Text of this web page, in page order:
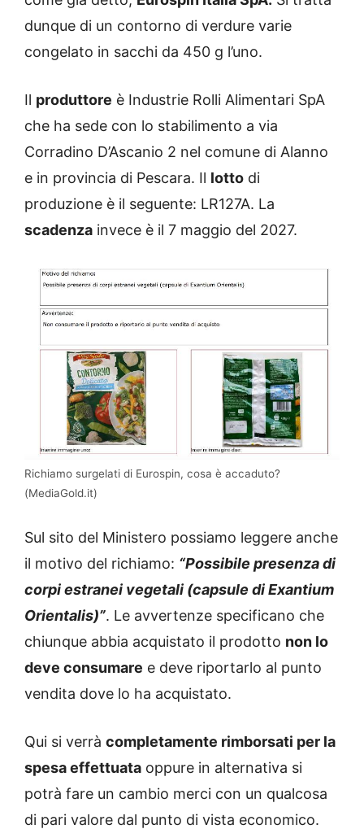
dunque di un contorno di verdure varie
congelato in sacchi da 450 g l’uno.
Il produttore è Industrie Rolli Alimentari SpA
che ha sede con lo stabilimento a via
Corradino D’Ascanio 2 nel comune di Alanno
e in provincia di Pescara. Il lotto di
produzione è il seguente: LR127A. La
scadenza invece è il 7 maggio del 2027.
Richiamo surgelati di Eurospin, cosa è accaduto?
(MediaGold.it)
Sul sito del Ministero possiamo leggere anche
il motivo del richiamo: “Possibile presenza di
corpi estranei vegetali (capsule di Exantium
Orientalis)”. Le avvertenze specificano che
chiunque abbia acquistato il prodotto non lo
deve consumare e deve riportarlo al punto
vendita dove lo ha acquistato.
Qui si verrà completamente rimborsati per la
spesa effettuata oppure in alternativa si
potrà fare un cambio merci con un qualcosa
di pari valore dal punto di vista economico.